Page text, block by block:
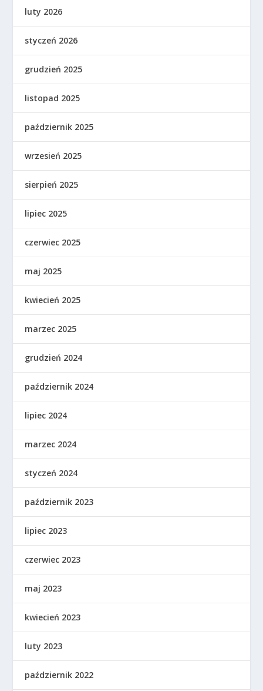
luty 2026
styczeń 2026
grudzień 2025
listopad 2025
październik 2025
wrzesień 2025
sierpień 2025
lipiec 2025
czerwiec 2025
maj 2025
kwiecień 2025
marzec 2025
grudzień 2024
październik 2024
lipiec 2024
marzec 2024
styczeń 2024
październik 2023
lipiec 2023
czerwiec 2023
maj 2023
kwiecień 2023
luty 2023
październik 2022